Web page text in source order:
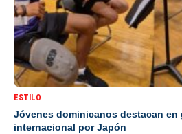
ESTILO
Jóvenes dominicanos destacan en
internacional por Japón